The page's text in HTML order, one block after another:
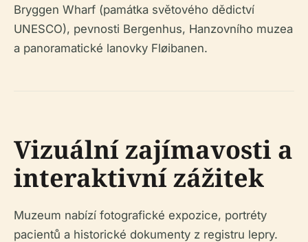
Bryggen Wharf (památka světového dědictví
UNESCO), pevnosti Bergenhus, Hanzovního muzea
a panoramatické lanovky Fløibanen.
Vizuální zajímavosti a
interaktivní zážitek
Muzeum nabízí fotografické expozice, portréty
pacientů a historické dokumenty z registru lepry.